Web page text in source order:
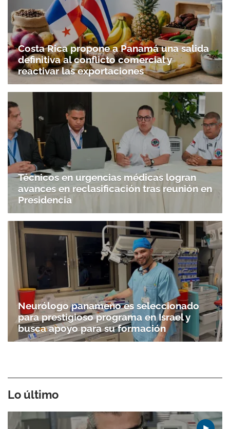
Costa Rica propone a Panamá una salida
definitiva al conflicto comercial y
reactivar las exportaciones
Técnicos en urgencias médicas logran
avances en reclasificación tras reunión en
Presidencia
Neurólogo panameño es seleccionado
para prestigioso programa en Israel y
busca apoyo para su formación
Lo último